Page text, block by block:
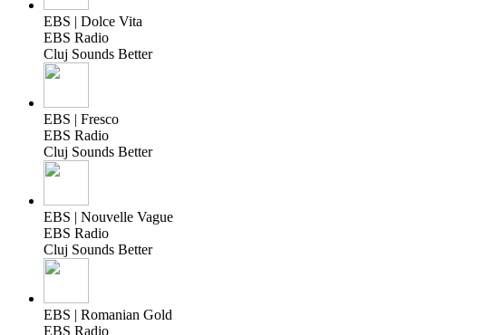
EBS | Dolce Vita
EBS Radio
Cluj Sounds Better
EBS | Fresco
EBS Radio
Cluj Sounds Better
EBS | Nouvelle Vague
EBS Radio
Cluj Sounds Better
EBS | Romanian Gold
EBS Radio